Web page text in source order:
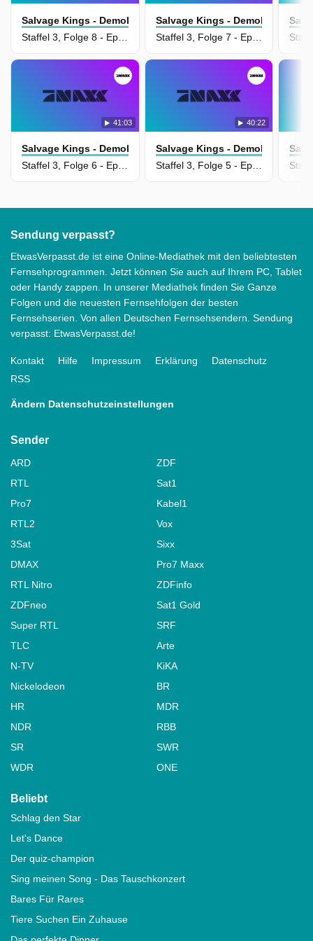
Salvage Kings - Demolieren Und Kassieren
Staffel 3, Folge 8 - Episode 8
Salvage Kings - Demolieren Und
Staffel 3, Folge 7 - Episode 7
41:03
Salvage Kings - Demolieren Und Kassieren
40:22
Salvage Kings - Demolieren Und
Staffel 3, Folge 5 - Episode 5
Sendung verpasst?
EtwasVerpasst.de ist eine Online-Mediathek mit den beliebtesten
Fernsehprogrammen. Jetzt können Sie auch auf Ihrem PC, Tablet
oder Handy zappen. In unserer Mediathek finden Sie Ganze
Folgen und die neuesten Fernsehfolgen der besten
Fernsehserien. Von allen Deutschen Fernsehsendern. Sendung
verpasst: EtwasVerpasst.de!
Kontakt Hilfe Impressum Erklärung
Datenschutz
RSS
Ändern Datenschutzeinstellungen
Sender
ARD
ZDF
RTL
Sat1
Pro7
Kabel1
RTL2
Vox
3Sat
Sixx
DMAX
Pro7 Maxx
RTL Nitro
ZDFinfo
ZDFneo
Sat1 Gold
Super RTL
SRF
TLC
Arte
N-TV
KiKA
Nickelodeon
BR
HR
MDR
NDR
RBB
SR
SWR
WDR
ONE
Beliebt
Schlag den Star
Let's Dance
Der quiz-champion
Sing meinen Song - Das Tauschkonzert
Bares Für Rares
Tiere Suchen Ein Zuhause